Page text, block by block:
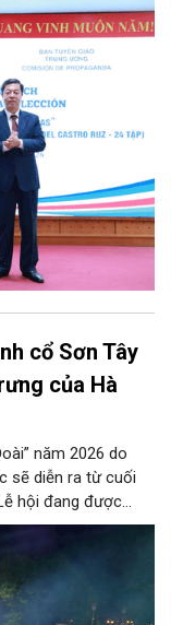
hợp với Ban Tuyên
“Tuyển tập các
Ruz” gồm 24
cổ Sơn Tây
của Hà
năm 2026 do
sẽ diễn ra từ cuối
hội đang được
ban, ngành, đơn
khí thế sôi nổi,
một mùa Trung
xứ Đoài.